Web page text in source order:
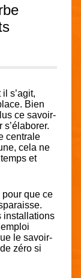
s’agit,
Bien
ce savoir-
s’élaborer.
centrale
cela ne
et
que ce
installations
le savoir-
zéro si